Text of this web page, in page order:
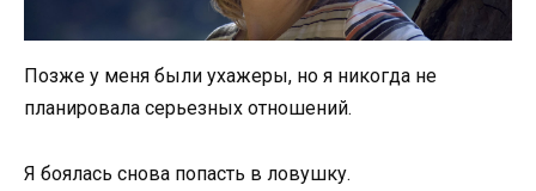
Позже у меня были ухажеры, но я никогда не
планировала серьезных отношений.
Я боялась снова попасть в ловушку.